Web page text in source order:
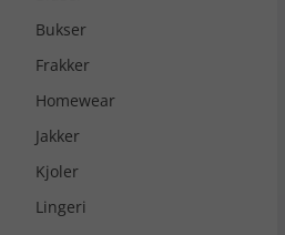
Bukser
Frakker
Homewear
Jakker
Kjoler
Lingeri